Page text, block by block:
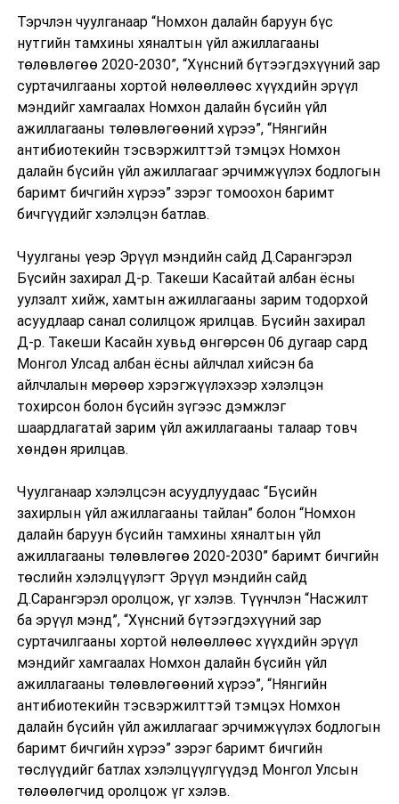
Тэрчлэн чуулганаар “Номхон далайн баруун бүс
нутгийн тамхины хяналтын үйл ажиллагааны
төлөвлөгөө 2020-2030”, “Хүнсний бүтээгдэхүүний зар
суртачилгааны хортой нөлөөллөөс хүүхдийн эрүүл
мэндийг хамгаалах Номхон далайн бүсийн үйл
ажиллагааны төлөвлөгөөний хүрээ”, “Нянгийн
антибиотекийн тэсвэржилттэй тэмцэх Номхон
далайн бүсийн үйл ажиллагааг эрчимжүүлэх бодлогын
баримт бичгийн хүрээ” зэрэг томоохон баримт
бичгүүдийг хэлэлцэн батлав.
Чуулганы үеэр Эрүүл мэндийн сайд Д.Сарангэрэл
Бүсийн захирал Д-р. Такеши Касайтай албан ёсны
уулзалт хийж, хамтын ажиллагааны зарим тодорхой
асуудлаар санал солилцож ярилцав. Бүсийн захирал
Д-р. Такеши Касайн хувьд өнгөрсөн 06 дугаар сард
Монгол Улсад албан ёсны айлчлал хийсэн ба
айлчлалын мөрөөр хэрэгжүүлэхээр хэлэлцэн
тохирсон болон бүсийн зүгээс дэмжлэг
шаардлагатай зарим үйл ажиллагааны талаар товч
хөндөн ярилцав.
Чуулганаар хэлэлцсэн асуудлуудаас “Бүсийн
захирлын үйл ажиллагааны тайлан” болон “Номхон
далайн баруун бүсийн тамхины хяналтын үйл
ажиллагааны төлөвлөгөө 2020-2030” баримт бичгийн
төслийн хэлэлцүүлэгт Эрүүл мэндийн сайд
Д.Сарангэрэл оролцож, үг хэлэв. Түүнчлэн “Насжилт
ба эрүүл мэнд”, “Хүнсний бүтээгдэхүүний зар
суртачилгааны хортой нөлөөллөөс хүүхдийн эрүүл
мэндийг хамгаалах Номхон далайн бүсийн үйл
ажиллагааны төлөвлөгөөний хүрээ”, “Нянгийн
антибиотекийн тэсвэржилттэй тэмцэх Номхон
далайн бүсийн үйл ажиллагааг эрчимжүүлэх бодлогын
баримт бичгийн хүрээ” зэрэг баримт бичгийн
төслүүдийг батлах хэлэлцүүлгүүдэд Монгол Улсын
төлөөлөгчид оролцож үг хэлэв.